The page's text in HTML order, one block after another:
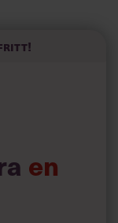
gör
alls när du
dig in i precis
en